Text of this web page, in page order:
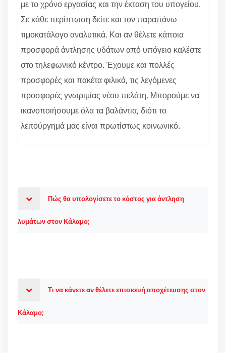
με το χρόνο εργασίας και την έκταση του υπογείου.
Σε κάθε περίπτωση δείτε και τον παραπάνω
τιμοκατάλογο αναλυτικά. Και αν θέλετε κάποια
προσφορά άντλησης υδάτων από υπόγειο καλέστε
στο τηλεφωνικό κέντρο. Έχουμε και πολλές
προσφορές και πακέτα φιλικά, τις λεγόμενες
προσφορές γνωριμίας νέου πελάτη. Μπορούμε να
ικανοποιήσουμε όλα τα βαλάντια, διότι το
λειτούργημά μας είναι πρωτίστως κοινωνικό.
Πώς θα υπολογίσετε το κόστος για άντληση
λυμάτων στον Κάλαμο;
Τι να κάνετε αν θέλετε επισκευή αποχέτευσης στον
Κάλαμο;